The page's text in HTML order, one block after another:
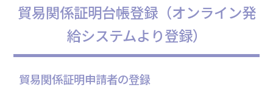
貿易関係証明台帳登録（オンライン発
給システムより登録）
貿易関係証明申請者の登録